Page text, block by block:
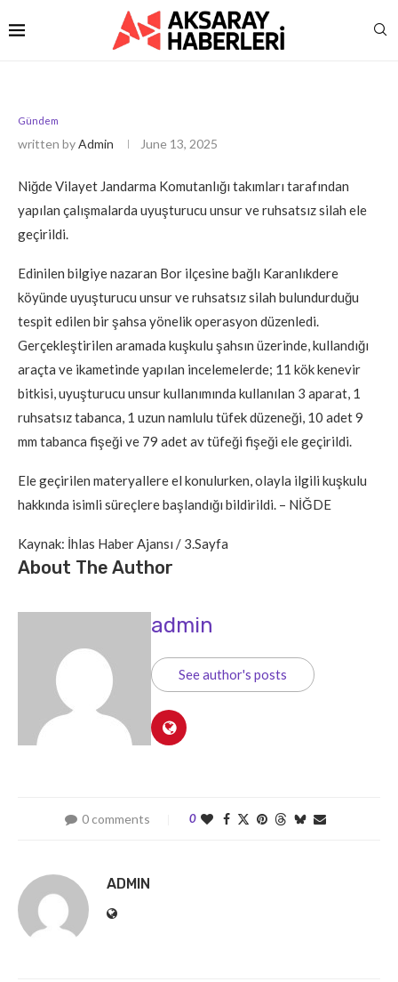
Gündem
written byAdmin June 13, 2025
Niğde Vilayet Jandarma Komutanlığı takımları tarafından
yapılan çalışmalarda uyuşturucu unsur ve ruhsatsız silah ele
geçirildi.
Edinilen bilgiye nazaran Bor ilçesine bağlı Karanlıkdere
köyünde uyuşturucu unsur ve ruhsatsız silah bulundurduğu
tespit edilen bir şahsa yönelik operasyon düzenledi.
Gerçekleştirilen aramada kuşkulu şahsın üzerinde, kullandığı
araçta ve ikametinde yapılan incelemelerde; 11 kök kenevir
bitkisi, uyuşturucu unsur kullanımında kullanılan 3 aparat, 1
ruhsatsız tabanca, 1 uzun namlulu tüfek düzeneği, 10 adet 9
mm tabanca fişeği ve 79 adet av tüfeği fişeği ele geçirildi.
Ele geçirilen materyallere el konulurken, olayla ilgili kuşkulu
hakkında isimli süreçlere başlandığı bildirildi. – NİĞDE
Kaynak: İhlas Haber Ajansı / 3.Sayfa
About The Author
admin
See author's posts
0 comments 0
ADMIN